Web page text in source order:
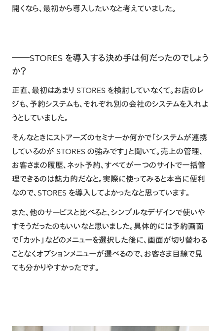
開くなら、最初から導入したいなと考えていました。
――STORES を導入する決め手は何だったのでしょう
か？
正直、最初はあまり STORES を検討していなくて。お店のレ
ジも、予約システムも、それぞれ別の会社のシステムを入れよ
うとしていました。
そんなときにストアーズのセミナーか何かで「システムが連携
しているのが STORES の強みです」と聞いて。売上の管理、
お客さまの履歴、ネット予約、すべてが一つのサイトで一括管
理できるのは魅力的だなと。実際に使ってみると本当に便利
なので、STORES を導入してよかったなと思っています。
また、他のサービスと比べると、シンプルなデザインで使いや
すそうだったのもいいなと思いました。具体的には予約画面
で「カット」などのメニューを選択した後に、画面が切り替わる
ことなくオプションメニューが選べるので、お客さま目線で見
ても分かりやすかったです。